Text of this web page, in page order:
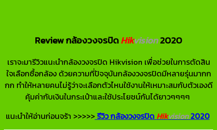
Review กล้องวงจรปิดHikvision2020
เราจะมารีวิวแนะนำกล้องวงจรปิด Hikvision เพื่อช่วยในการตัดสิน
ใจเลือกซื้อกล้อง ด้วยความที่ปัจจุบันกล้องวงจรปิดมีหลายรุ่นมากก
กก ทำให้หลายคนไม่รู้ว่าจะเลือกตัวไหนใช้งานให้เหมาะสมกับตัวเองดี
คุ้มค่ากับเงินในกระเป๋าและใช้ประโยชน์กันได้ยาวๆๆๆๆ
แนะนำให้อ่านก่อนจร้า >>>>>รีวิว กล้องวงจรปิด Hikvision2020